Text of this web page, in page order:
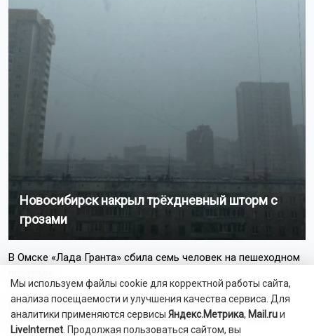
Новосибирск накрыл трёхдневный шторм с
грозами
В Омске «Лада Гранта» сбила семь человек на пешеходном
В Казани четверо мошенников похитили у пенсионеров
более 15 млн рублей
Мы используем файлы cookie для корректной работы сайта,
анализа посещаемости и улучшения качества сервиса. Для
аналитики применяются сервисы Яндекс.Метрика, Mail.ruи
LiveInternet . Продолжая пользоваться сайтом, вы